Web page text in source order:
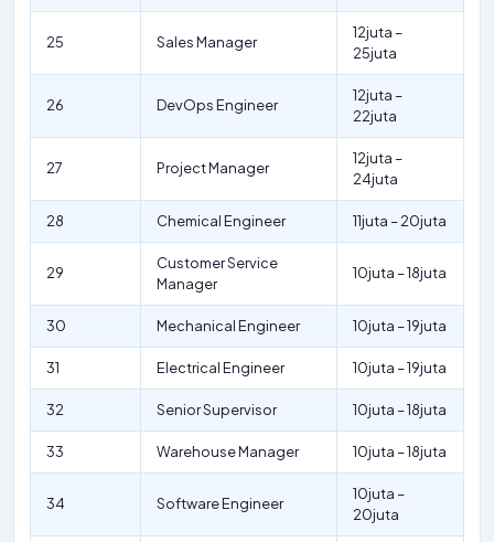
25 Sales Manager
12juta –
25juta
26 DevOps Engineer
12juta –
22juta
27 Project Manager
12juta –
24juta
28 Chemical Engineer 11juta – 20juta
29
Customer Service
Manager
10juta – 18juta
30 Mechanical Engineer 10juta – 19juta
31 Electrical Engineer 10juta – 19juta
32 Senior Supervisor 10juta – 18juta
33 Warehouse Manager 10juta – 18juta
34 Software Engineer
10juta –
20juta